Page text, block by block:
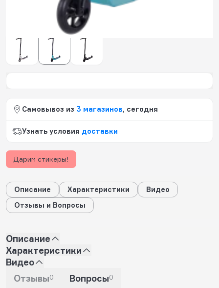
бирюзовый
Самовывоз из 3 магазинов, сегодня
Узнать условия доставки
Дарим стикеры!
Описание Характеристики
Видео
Отзывы и Вопросы
Описание
Характеристики
Видео
Отзывы0 Вопросы0